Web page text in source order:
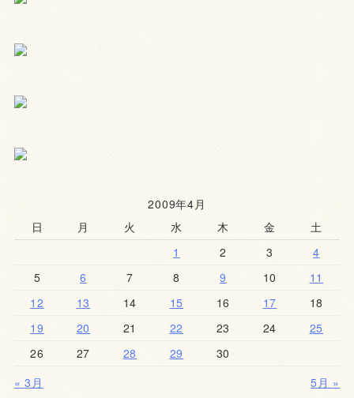
2009年4月
日
月 火 水 木 金
土
1
2 3
4
5
6 7 8 9 10
11
12
13 14 15 16 17
18
19
20 21 22 23 24
25
26
27 28 29
30
« 3月
5月 »